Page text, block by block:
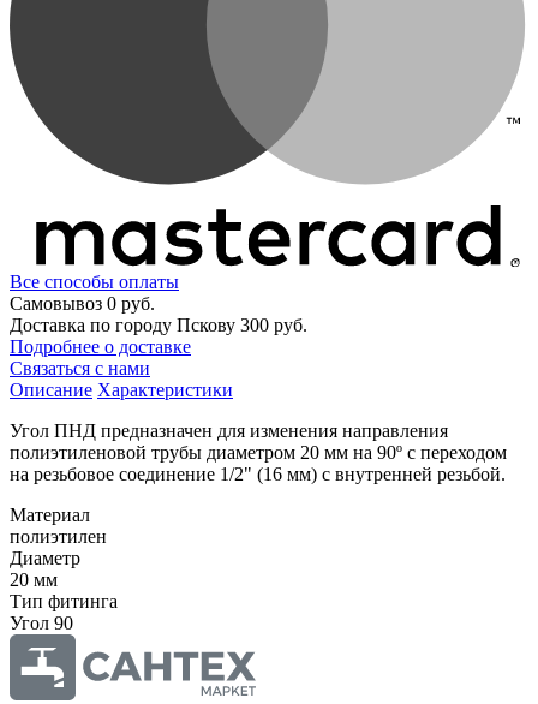
Все способы оплаты
Самовывоз 0 руб.
Доставка по городу Пскову 300 руб.
Подробнее о доставке
Связаться с нами
Описание Характеристики
Угол ПНД предназначен для изменения направления
полиэтиленовой трубы диаметром 20 мм на 90º с переходом
на резьбовое соединение 1/2" (16 мм) с внутренней резьбой.
Материал
полиэтилен
Диаметр
20 мм
Тип фитинга
Угол 90